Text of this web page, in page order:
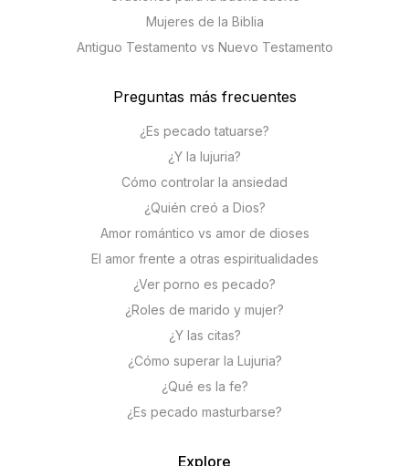
Mujeres de la Biblia
Antiguo Testamento vs Nuevo Testamento
Preguntas más frecuentes
¿Es pecado tatuarse?
¿Y la lujuria?
Cómo controlar la ansiedad
¿Quién creó a Dios?
Amor romántico vs amor de dioses
El amor frente a otras espiritualidades
¿Ver porno es pecado?
¿Roles de marido y mujer?
¿Y las citas?
¿Cómo superar la Lujuria?
¿Qué es la fe?
¿Es pecado masturbarse?
Explore